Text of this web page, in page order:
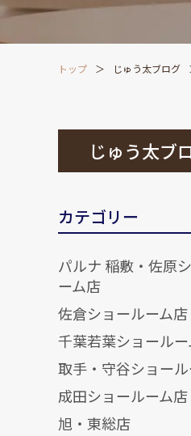
トップ じゅう太ブログ
じゅう太ブ
カテゴリー
パルナ 稲敷・佐原
ーム店
佐倉ショールーム店
千葉若葉ショール
取手・守谷ショー
成田ショールーム店
旭・東総店